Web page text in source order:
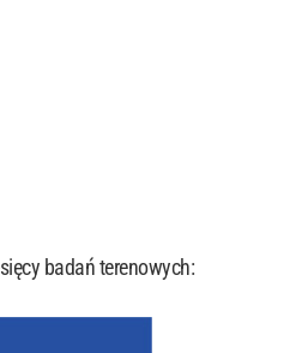
badań terenowych: